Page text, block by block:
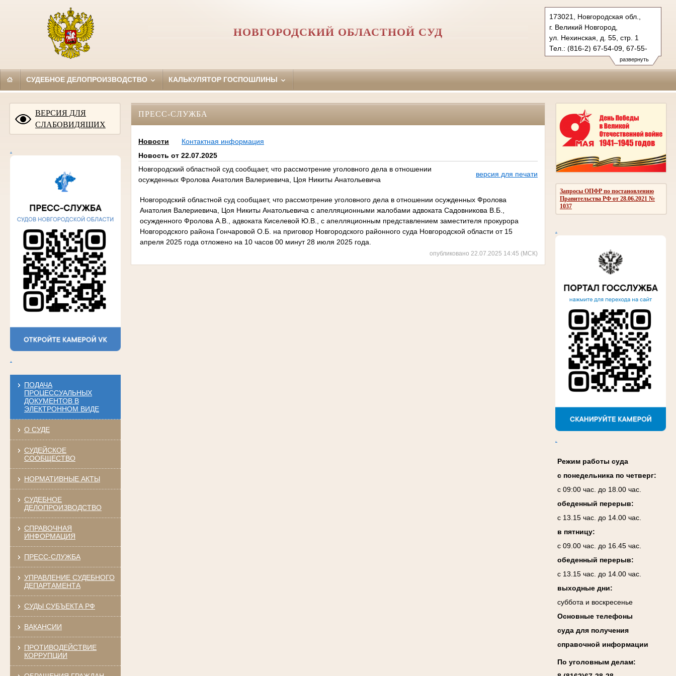
развернуть
173021, Новгородская обл.,
г. Великий Новгород,
ул. Нехинская, д. 55, стр. 1
Тел.: (816-2) 67-54-09, 67-55-
43 (гражд.), 67-28-28 (угол.)
oblsud.nvg@sudrf.ru
НОВГОРОДСКИЙ ОБЛАСТНОЙ СУД
СУДЕБНОЕ ДЕЛОПРОИЗВОДСТВО КАЛЬКУЛЯТОР ГОСПОШЛИНЫ
ВЕРСИЯ ДЛЯ
СЛАБОВИДЯЩИХ
ПОДАЧА
ПРОЦЕССУАЛЬНЫХ
ДОКУМЕНТОВ В
ЭЛЕКТРОННОМ ВИДЕ
О СУДЕ
СУДЕЙСКОЕ
СООБЩЕСТВО
НОРМАТИВНЫЕ АКТЫ
СУДЕБНОЕ
ДЕЛОПРОИЗВОДСТВО
СПРАВОЧНАЯ
ИНФОРМАЦИЯ
ПРЕСС-СЛУЖБА
УПРАВЛЕНИЕ СУДЕБНОГО
ДЕПАРТАМЕНТА
СУДЫ СУБЪЕКТА РФ
ВАКАНСИИ
ПРОТИВОДЕЙСТВИЕ
КОРРУПЦИИ
Запросы ОПФР по постановлению
Правительства РФ от 28.06.2021 №
1037
Режим работы суда
с понедельника по четверг:
с 09:00 час. до 18.00 час.
обеденный перерыв:
с 13.15 час. до 14.00 час.
в пятницу:
с 09.00 час. до 16.45 час.
обеденный перерыв:
с 13.15 час. до 14.00 час.
выходные дни:
суббота и воскресенье
Основные телефоны
суда для получения
справочной информации
По уголовным делам:
ПРЕСС-СЛУЖБА
Новости
Контактная информация
Новость от 22.07.2025
Новгородский областной суд сообщает, что рассмотрение уголовного дела в отношении
осужденных Фролова Анатолия Валериевича, Цоя Никиты Анатольевича
версия для печати
Новгородский областной суд сообщает, что рассмотрение уголовного дела в отношении осужденных Фролова
Анатолия Валериевича, Цоя Никиты Анатольевича с апелляционными жалобами адвоката Садовникова В.Б.,
осужденного Фролова А.В., адвоката Киселевой Ю.В., с апелляционным представлением заместителя прокурора
Новгородского района Гончаровой О.Б. на приговор Новгородского районного суда Новгородской области от 15
апреля 2025 года отложено на 10 часов 00 минут 28 июля 2025 года.
опубликовано 22.07.2025 14:45 (МСК)